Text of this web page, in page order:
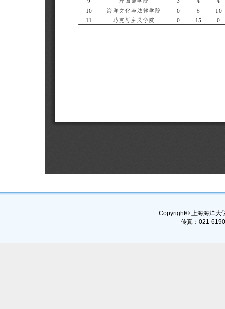
Copyright© 上海海洋大
传真：021-